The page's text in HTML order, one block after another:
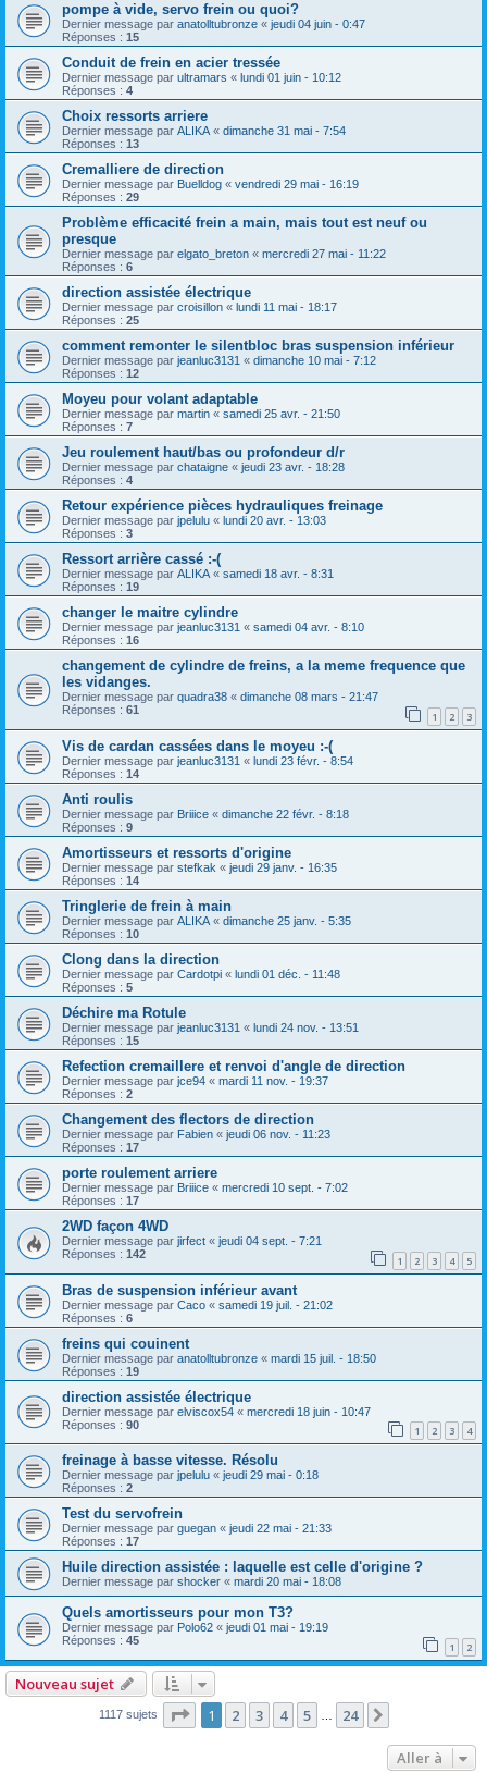
pompe à vide, servo frein ou quoi?
Dernier message par anatolltubronze « jeudi 04 juin - 0:47
Réponses : 15
Conduit de frein en acier tressée
Dernier message par ultramars « lundi 01 juin - 10:12
Réponses : 4
Choix ressorts arriere
Dernier message par ALIKA« dimanche 31 mai - 7:54
Réponses : 13
Cremalliere de direction
Dernier message par Buelldog « vendredi 29 mai - 16:19
Réponses : 29
Problème efficacité frein a main, mais tout est neuf ou
presque
Dernier message par elgato_breton « mercredi 27 mai - 11:22
Réponses : 6
direction assistée électrique
Dernier message par croisillon « lundi 11 mai - 18:17
Réponses : 25
comment remonter le silentbloc bras suspension inférieur
Dernier message par jeanluc3131 « dimanche 10 mai - 7:12
Réponses : 12
Moyeu pour volant adaptable
Dernier message par martin « samedi 25 avr. - 21:50
Réponses : 7
Jeu roulement haut/bas ou profondeur d/r
Dernier message par chataigne « jeudi 23 avr. - 18:28
Réponses : 4
Retour expérience pièces hydrauliques freinage
Dernier message par jpelulu « lundi 20 avr. - 13:03
Réponses : 3
Ressort arrière cassé :-(
Dernier message par ALIKA« samedi 18 avr. - 8:31
Réponses : 19
changer le maitre cylindre
Dernier message par jeanluc3131 « samedi 04 avr. - 8:10
Réponses : 16
changement de cylindre de freins, a la meme frequence que
les vidanges.
Dernier message par quadra38 « dimanche 08 mars - 21:47
Réponses : 61 1 2 3
Vis de cardan cassées dans le moyeu :-(
Dernier message par jeanluc3131 « lundi 23 févr. - 8:54
Réponses : 14
Anti roulis
Dernier message par Briiice « dimanche 22 févr. - 8:18
Réponses : 9
Amortisseurs et ressorts d'origine
Dernier message par stefkak « jeudi 29 janv. - 16:35
Réponses : 14
Tringlerie de frein à main
Dernier message par ALIKA « dimanche 25 janv. - 5:35
Réponses : 10
Clong dans la direction
Dernier message par Cardotpi « lundi 01 déc. - 11:48
Réponses : 5
Déchire ma Rotule
Dernier message par jeanluc3131 « lundi 24 nov. - 13:51
Réponses : 15
Refection cremaillere et renvoi d'angle de direction
Dernier message par jce94 « mardi 11 nov. - 19:37
Réponses : 2
Changement des flectors de direction
Dernier message par Fabien « jeudi 06 nov. - 11:23
Réponses : 17
porte roulement arriere
Dernier message par Briiice « mercredi 10 sept. - 7:02
Réponses : 17
2WD façon 4WD
Dernier message par jirfect « jeudi 04 sept. - 7:21
Réponses : 142 1 2 3 4 5
Bras de suspension inférieur avant
Dernier message par Caco « samedi 19 juil. - 21:02
Réponses : 6
freins qui couinent
Dernier message par anatolltubronze « mardi 15 juil. - 18:50
Réponses : 19
direction assistée électrique
Dernier message par elviscox54 « mercredi 18 juin - 10:47
Réponses : 90 1 2 3 4
freinage à basse vitesse. Résolu
Dernier message par jpelulu « jeudi 29 mai - 0:18
Réponses : 2
Test du servofrein
Dernier message par guegan « jeudi 22 mai - 21:33
Réponses : 17
Huile direction assistée : laquelle est celle d'origine ?
Dernier message par shocker « mardi 20 mai - 18:08
Quels amortisseurs pour mon T3?
Dernier message par Polo62 « jeudi 01 mai - 19:19
Réponses : 45 1 2
Nouveau sujet
1117 sujets Page 1sur
1 2 3 4 5 24
Aller à